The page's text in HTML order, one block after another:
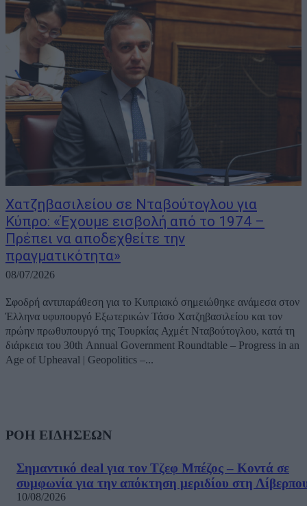
Χατζηβασιλείου σε Νταβούτογλου για
Κύπρο: «Έχουμε εισβολή από το 1974 –
Πρέπει να αποδεχθείτε την
πραγματικότητα»
08/07/2026
Σφοδρή αντιπαράθεση για το Κυπριακό σημειώθηκε ανάμεσα στον
Έλληνα υφυπουργό Εξωτερικών Τάσο Χατζηβασιλείου και τον
πρώην πρωθυπουργό της Τουρκίας Αχμέτ Νταβούτογλου, κατά τη
διάρκεια του 30th Annual Government Roundtable – Progress in an
Age of Upheaval | Geopolitics –...
ΡΟΗ ΕΙΔΗΣΕΩΝ
Σημαντικό deal για τον Τζεφ Μπέζος – Κοντά σε
συμφωνία για την απόκτηση μεριδίου στη
10/08/2026